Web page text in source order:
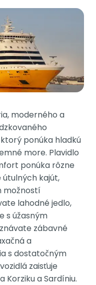
moderného a
ponúka hladkú
more. Plavidlo
ponúka rôzne
kajút,
možností
lahodné jedlo,
s úžasným
zábavné
a
s dostatočným
zaisťuje
a Sardíniu.